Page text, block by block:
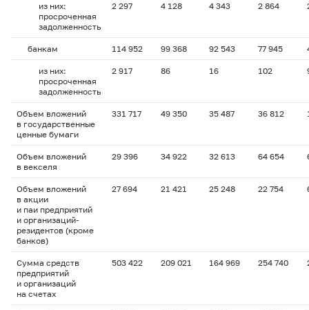
из них:
просроченная
задолженность
2 297 4 128 4 343 2 864
банкам 114 952 99 368 92 543 77 945
из них:
просроченная
задолженность
2 917 86 16 102
Объем вложений
в государственные
ценные бумаги
331 717 49 350 35 487 36 812
Объем вложений
в векселя
29 396 34 922 32 613 64 654
Объем вложений
в акции
и паи предприятий
и организаций-
резидентов (кроме
банков)
27 694 21 421 25 248 22 754
Сумма средств
предприятий
и организаций
на счетах
503 422 209 021 164 969 254 740